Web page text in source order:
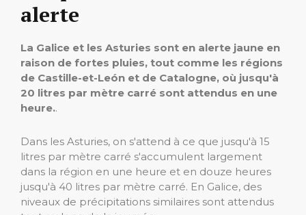
alerte
La Galice et les Asturies sont en alerte jaune en
raison de fortes pluies, tout comme les régions
de Castille-et-León et de Catalogne, où jusqu'à
20 litres par mètre carré sont attendus en une
heure..
Dans les Asturies, on s'attend à ce que jusqu'à 15
litres par mètre carré s'accumulent largement
dans la région en une heure et en douze heures
jusqu'à 40 litres par mètre carré. En Galice, des
niveaux de précipitations similaires sont attendus